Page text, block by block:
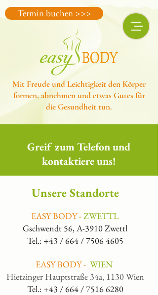
Termin buchen >>>
Mit Freude und Leichtigkeit den Körper
formen, abnehmen und etwas Gutes für
die Gesundheit tun.
Greif zum Telefon und
kontaktiere uns!
Unsere Standorte
​​​​EASY BODY -ZWETTL
Gschwendt 56, A-3910 Zwettl
Tel.: +43 / 664 /7506 4605
EASY BODY - WIEN
Hietzinger Hauptstraße 34a, 1130 Wien
Tel.: +43 / 664 /7516 6280